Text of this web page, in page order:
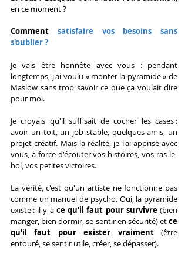
en ce moment ?
Comment satisfaire vos besoins sans
s'oublier ?
Je vais être honnête avec vous : pendant
longtemps, j'ai voulu « monter la pyramide » de
Maslow sans trop savoir ce que ça voulait dire
pour moi.
Je croyais qu'il suffisait de cocher les cases :
avoir un toit, un job stable, quelques amis, un
projet créatif. Mais la réalité, je l'ai apprise avec
vous, à force d'écouter vos histoires, vos ras-le-
bol, vos petites victoires.
La vérité, c'est qu'un artiste ne fonctionne pas
comme un manuel de psycho. Oui, la pyramide
existe : il y a ce qu’il faut pour survivre (bien
manger, bien dormir, se sentir en sécurité) et ce
qu'il faut pour exister vraiment (être
entouré, se sentir utile, créer, se dépasser).